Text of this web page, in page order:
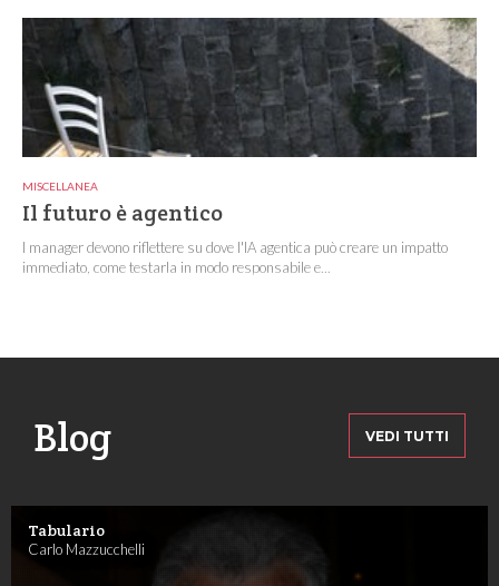
MISCELLANEA
Il futuro è agentico
I manager devono riflettere su dove l'IA agentica può creare un impatto
immediato, come testarla in modo responsabile e...
Blog VEDI TUTTI
Tabulario
Carlo Mazzucchelli